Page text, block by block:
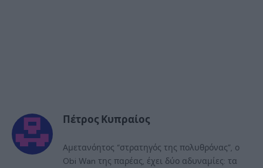
Πέτρος Κυπραίος
Αμετανόητος “στρατηγός της πολυθρόνας”, ο
Obi Wan της παρέας, έχει δύο αδυναμίες: τα